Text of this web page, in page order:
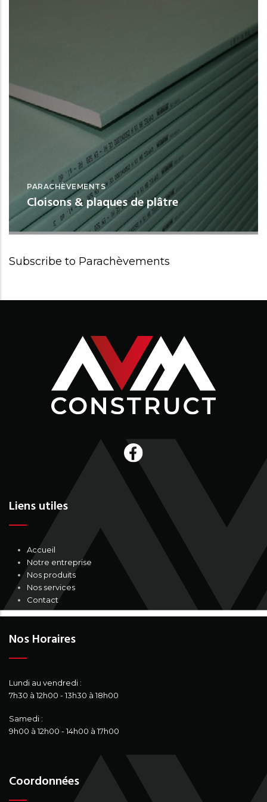
PARACHÈVEMENTS
Cloisons & plaques de plâtre
Standard, ignifuges, hydrofuges
Subscribe to Parachèvements
Liens utiles
Accueil
Notre entreprise
Nos produits
Nos services
Contact
Nos Horaires
Lundi au vendredi :
7h30 à 12h00 - 13h30 à 18h00
Samedi :
9h00 à 12h00 - 14h00 à 17h00
Coordonnées